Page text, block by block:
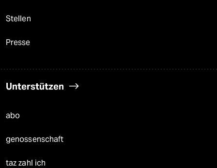
Stellen
Presse
Unterstützen
abo
genossenschaft
taz zahl ich